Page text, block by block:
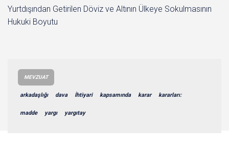
Yurtdışından Getirilen Döviz ve Altının Ülkeye Sokulmasının
Hukuki Boyutu
MEVZUAT
arkadaşlığı dava İhtiyari kapsamında karar kararları:
madde yargı yargıtay